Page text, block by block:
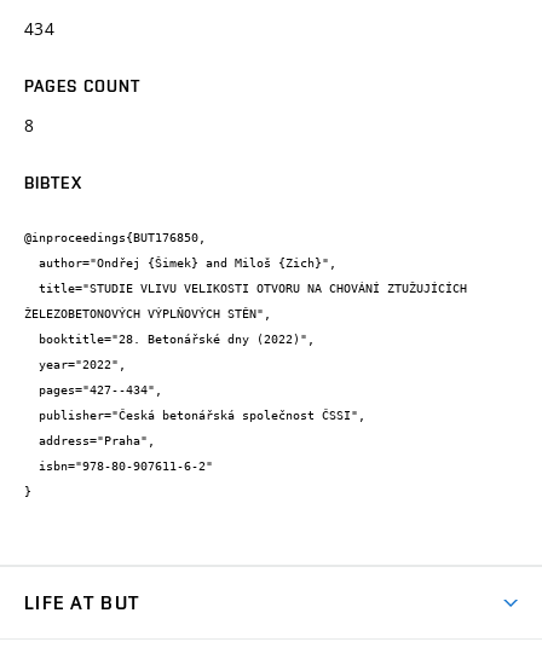
434
PAGES COUNT
8
BIBTEX
@inproceedings{BUT176850,
ŽELEZOBETONOVÝCH VÝPLŇOVÝCH STĚN",
}
LIFE AT BUT